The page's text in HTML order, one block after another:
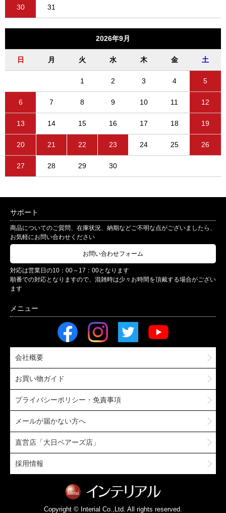
30 31
2026年9月
日 月 火 水 木 金 土
1 2 3 4 5
6 7 8 9 10 11 12
13 14 15 16 17 18 19
20 21 22 23 24 25 26
27 28 29 30
サポート
商品についてのご質問、在庫状況、納期などご不明な点がございましたら、
お気軽にお問い合わせください
お問い合わせフォーム
対応は営業日の10：00～17：00となります
順番での対応となりますので、混雑時は少々お時間を頂戴する場合がござい
ます
会社概要
お買い物ガイド
プライバシーポリシー・免責事項
メールが届かない方へ
直営店「大日ベアーズ店」
採用情報
Copyright © Interial Co.,Ltd. All rights reserved.